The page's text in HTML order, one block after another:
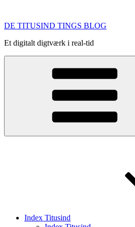
indhold
DE TITUSIND TINGS BLOG
Et digitalt digtværk i real-tid
Index Titusind